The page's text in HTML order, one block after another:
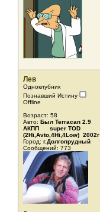
Лев
Одноклубник
Познавший Истину
Offline
Возраст: 58
Авто: Был Terracan 2.9
АКПП super TOD
(2Hi,Avto,4Hi,4Low) 2002г
Город: г.Долгопрудный
Сообщений: 773